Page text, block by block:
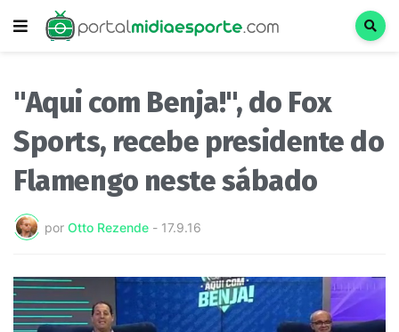
"Aqui com Benja!", do Fox
Sports, recebe presidente do
Flamengo neste sábado
por Otto Rezende - 17.9.16